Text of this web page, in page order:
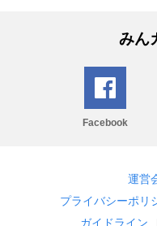
みん
Facebook
運営
プライバシーポリ
ガイドライン